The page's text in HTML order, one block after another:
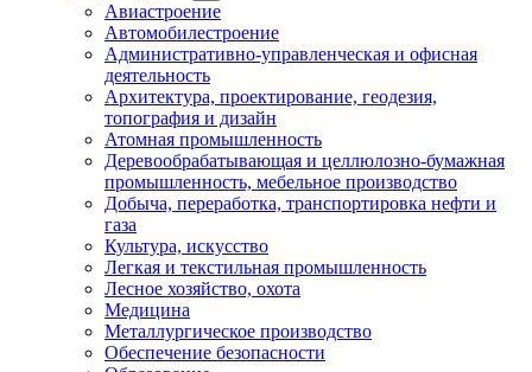
Авиастроение
Автомобилестроение
Административно-управленческая и офисная
деятельность
Архитектура, проектирование, геодезия,
топография и дизайн
Атомная промышленность
Деревообрабатывающая и целлюлозно-бумажная
промышленность, мебельное производство
Добыча, переработка, транспортировка нефти и
газа
Культура, искусство
Легкая и текстильная промышленность
Лесное хозяйство, охота
Медицина
Металлургическое производство
Обеспечение безопасности